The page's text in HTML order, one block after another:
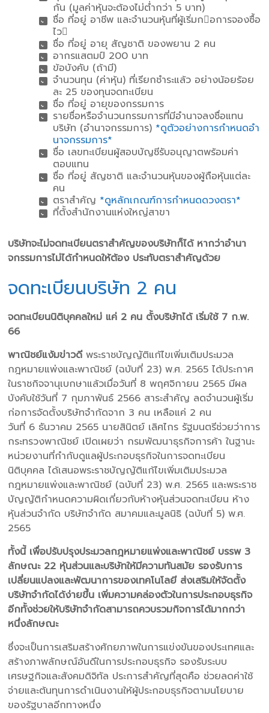
กัน (มูลค่าหุ้นจะต้องไม่ต่ํากว่า 5 บาท)
ชื่อ ที่อยู่ อาชีพ และจํานวนหุ้นที่ผู้เริ่มกอการจองซื้อ
ไว
ชื่อ ที่อยู่ อายุ สัญชาติ ของพยาน 2 คน
อากรแสตมป์ 200 บาท
ข้อบังคับ (ถ้ามี)
จํานวนทุน (ค่าหุ้น) ที่เรียกชําระแล้ว อย่างน้อยร้อย
ละ 25 ของทุนจดทะเบียน
ชื่อ ที่อยู่ อายุของกรรมการ
รายชื่อหรือจํานวนกรรมการที่มีอํานาจลงชื่อแทน
บริษัท (อํานาจกรรมการ) *ดูตัวอย่างการกําหนดอํา
นาจกรรมการ*
ชื่อ เลขทะเบียนผู้สอบบัญชีรับอนุญาตพร้อมค่า
ตอบแทน
ชื่อ ที่อยู่ สัญชาติ และจํานวนหุ้นของผู้ถือหุ้นแต่ละ
คน
ตราสําคัญ *ดูหลักเกณฑ์การกําหนดดวงตรา*
ที่ตั้งสํานักงานแห่งใหญ่สาขา
บริษัทจะไม่จดทะเบียนตราสําคัญของบริษัทก็ได้ หากว่าอํานา
จกรรมการไม่ได้กําหนดให้ต้อง ประทับตราสําคัญด้วย
จดทะเบียนบริษัท 2 คน
จดทะเบียนนิติบุคคลใหม่ แค่ 2 คน ตั้งบริษัทได้ เริ่มใช้ 7 ก.พ.
66
พาณิชย์แง้มข่าวดีพระราชบัญญัติแก้ไขเพิ่มเติมประมวล
กฎหมายแพ่งและพาณิชย์ (ฉบับที่ 23) พ.ศ. 2565 ได้ประกาศ
ในราชกิจจานุเบกษาแล้วเมื่อวันที่ 8 พฤศจิกายน 2565 มีผล
บังคับใช้วันที่ 7 กุมภาพันธ์ 2566 สาระสำคัญ ลดจำนวนผู้เริ่ม
ก่อการจัดตั้งบริษัทจำกัดจาก 3 คน เหลือแค่ 2 คน
วันที่ 6 ธันวาคม 2565 นายสินิตย์ เลิศไกร รัฐมนตรีช่วยว่าการ
กระทรวงพาณิชย์ เปิดเผยว่า กรมพัฒนาธุรกิจการค้า ในฐานะ
หน่วยงานที่กำกับดูแลผู้ประกอบธุรกิจในการจดทะเบียน
นิติบุคคล ได้เสนอพระราชบัญญัติแก้ไขเพิ่มเติมประมวล
กฎหมายแพ่งและพาณิชย์ (ฉบับที่ 23) พ.ศ. 2565 และพระราช
บัญญัติกำหนดความผิดเกี่ยวกับห้างหุ้นส่วนจดทะเบียน ห้าง
หุ้นส่วนจำกัด บริษัทจำกัด สมาคมและมูลนิธิ (ฉบับที่ 5) พ.ศ.
2565
ทั้งนี้ เพื่อปรับปรุงประมวลกฎหมายแพ่งและพาณิชย์ บรรพ 3
ลักษณะ 22 หุ้นส่วนและบริษัทให้มีความทันสมัย รองรับการ
เปลี่ยนแปลงและพัฒนาการของเทคโนโลยี ส่งเสริมให้จัดตั้ง
บริษัทจำกัดได้ง่ายขึ้น เพิ่มความคล่องตัวในการประกอบธุรกิจ
อีกทั้งช่วยให้บริษัทจำกัดสามารถควบรวมกิจการได้มากกว่า
หนึ่งลักษณะ
ซึ่งจะเป็นการเสริมสร้างศักยภาพในการแข่งขันของประเทศและ
สร้างภาพลักษณ์อันดีในการประกอบธุรกิจ รองรับระบบ
เศรษฐกิจและสังคมดิจิทัล ประการสำคัญที่สุดคือ ช่วยลดค่าใช้
จ่ายและต้นทุนการดำเนินงานให้ผู้ประกอบธุรกิจตามนโยบาย
ของรัฐบาลอีกทางหนึ่ง